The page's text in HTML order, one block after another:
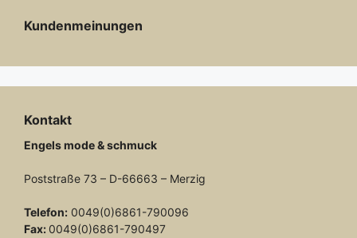
Kundenmeinungen
Kontakt
Engels mode & schmuck
Poststraße 73 – D-66663 – Merzig
Telefon: 0049(0)6861-790096
Fax: 0049(0)6861-790497